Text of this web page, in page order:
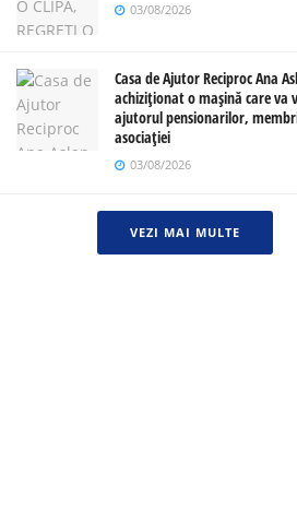
03/08/2026
Casa de Ajutor Reciproc Ana
achiziționat o mașină care va
ajutorul pensionarilor,
asociației
03/08/2026
VEZI MAI MULTE